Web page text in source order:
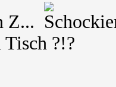
Z...
Tisch ?!?